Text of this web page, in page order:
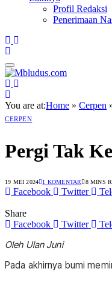
Profil Redaksi
Penerimaan
You are at:Home » Cerpen
CERPEN
Pergi Tak
19 MEI 2024 1 KOMENTAR 8 MINS
Facebook Twitter
Share
Facebook
Twitter
Oleh Ulan Juni
Pada akhirnya bumi